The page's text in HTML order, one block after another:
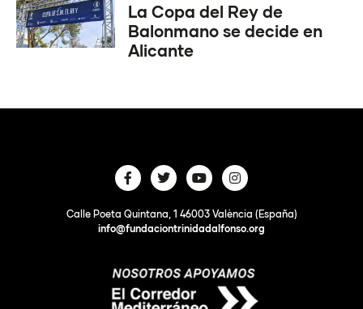
La Copa del Rey de
Balonmano se decide en
Alicante
Calle Poeta Quintana, 1 46003 València (España)
info@fundaciontrinidadalfonso.org